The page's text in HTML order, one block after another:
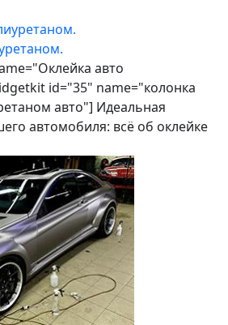
авто
id="35" name="колонка
авто"] Идеальная
автомобиля: всё об оклейке